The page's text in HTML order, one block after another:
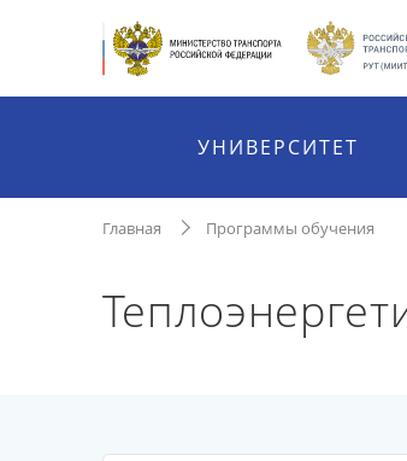
УНИВЕРСИТЕТ
Главная Программы обучения